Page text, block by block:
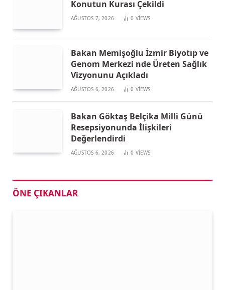
Konutun Kurası Çekildi
AĞUSTOS 7, 2026 0 VIEWS
Bakan Memişoğlu İzmir Biyotıp ve
Genom Merkezi nde Üreten Sağlık
Vizyonunu Açıkladı
AĞUSTOS 6, 2026 0 VIEWS
Bakan Göktaş Belçika Milli Günü
Resepsiyonunda İlişkileri
Değerlendirdi
AĞUSTOS 6, 2026 0 VIEWS
ÖNE ÇIKANLAR